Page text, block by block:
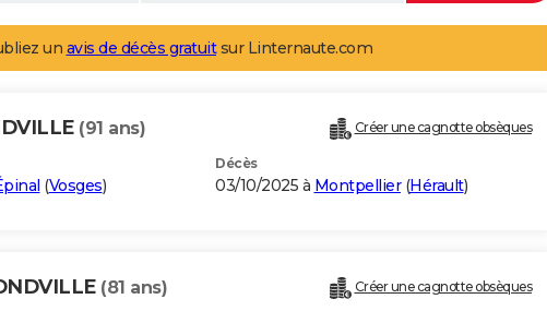
un avis de décès gratuitsur Linternaute.com
(91 ans) Créer une cagnotte obsèques
(Vosges)
Décès
03/10/2025 à Montpellier(Hérault)
(81 ans) Créer une cagnotte obsèques